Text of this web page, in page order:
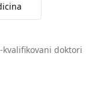
kvalifikovani doktori